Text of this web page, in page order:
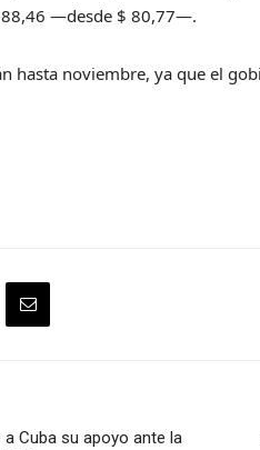
88,46 —desde $ 80,77—.
hasta noviembre, ya que el
Cuba su apoyo ante la